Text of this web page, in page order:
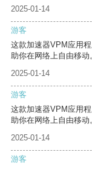
2025-01-14
游客
这款加速器VPM应用
助你在网络上自由移动
2025-01-14
游客
这款加速器VPM应用
助你在网络上自由移动
2025-01-14
游客